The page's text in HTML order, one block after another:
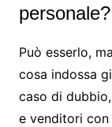
personale?
Può esserlo,
cosa indossa
caso di
e venditori con